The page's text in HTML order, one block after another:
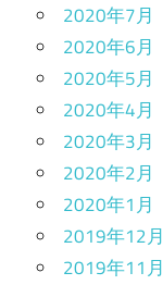
2020年7月
2020年6月
2020年5月
2020年4月
2020年3月
2020年2月
2020年1月
2019年12月
2019年11月